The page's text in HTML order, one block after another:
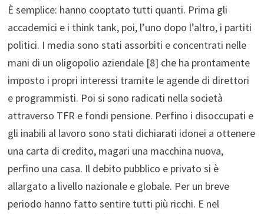
È semplice: hanno cooptato tutti quanti. Prima gli
accademici e i think tank, poi, l’uno dopo l’altro, i partiti
politici. I media sono stati assorbiti e concentrati nelle
mani di un oligopolio aziendale [8] che ha prontamente
imposto i propri interessi tramite le agende di direttori
e programmisti. Poi si sono radicati nella società
attraverso TFR e fondi pensione. Perfino i disoccupati e
gli inabili al lavoro sono stati dichiarati idonei a ottenere
una carta di credito, magari una macchina nuova,
perfino una casa. Il debito pubblico e privato si è
allargato a livello nazionale e globale. Per un breve
periodo hanno fatto sentire tutti più ricchi. E nel